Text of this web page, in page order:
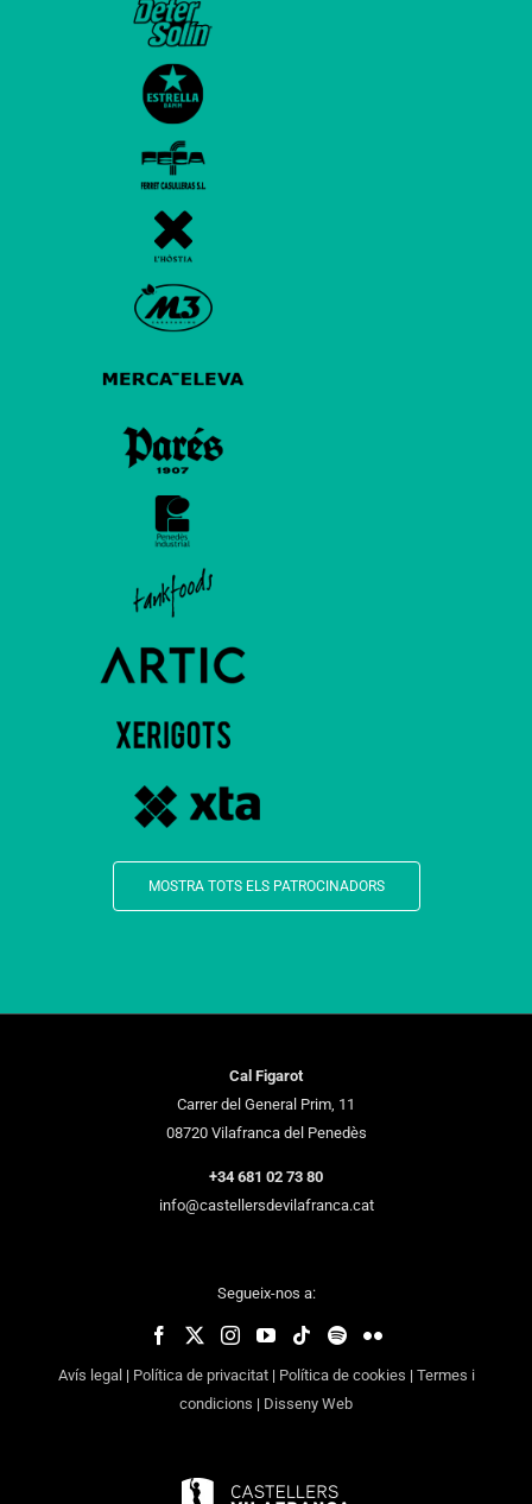
MOSTRA TOTS ELS PATROCINADORS
Cal Figarot
Carrer del General Prim, 11
08720 Vilafranca del Penedès
+34 681 02 73 80
info@castellersdevilafranca.cat
Segueix-nos a:
Avís legal | Política de privacitat| Política de cookies | Termes i
condicions | Disseny Web